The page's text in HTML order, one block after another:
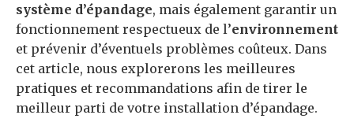
système d’épandage, mais également garantir un
fonctionnement respectueux de l’environnement
et prévenir d’éventuels problèmes coûteux. Dans
cet article, nous explorerons les meilleures
pratiques et recommandations afin de tirer le
meilleur parti de votre installation d’épandage.